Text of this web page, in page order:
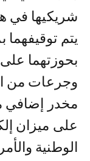
شريكيها في
يتم
بحوزتهما
مخدر إضافي
على ميزان
الوطنية